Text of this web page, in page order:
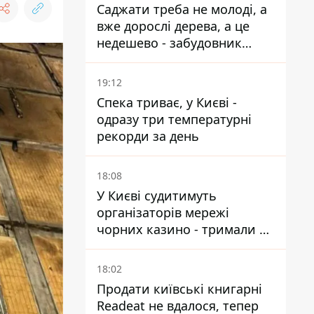
Саджати треба не молоді, а
вже дорослі дерева, а це
недешево - забудовник
Ніконов
19:12
Спека триває, у Києві -
одразу три температурні
рекорди за день
18:08
У Києві судитимуть
організаторів мережі
чорних казино - тримали 39
закладів
18:02
Продати київські книгарні
Readeat не вдалося, тепер